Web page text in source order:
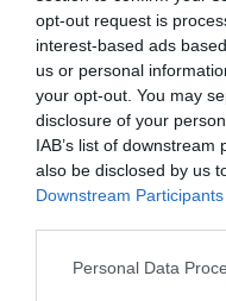
opt-out request is
interest-based ads
us or personal
your opt-out. You may
disclosure of your
IAB’s list of
also be disclosed by us
Downstream Participants
Personal Data
Fra queste la
sfruttamento dei
trattamento
penale, secondo il